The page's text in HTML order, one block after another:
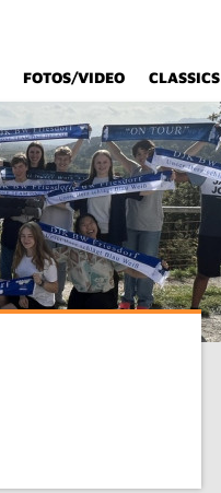
FOTOS/VIDEO CLASSICS